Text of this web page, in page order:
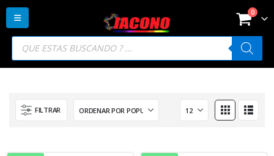
Búsqueda
productos
0
FILTRAR